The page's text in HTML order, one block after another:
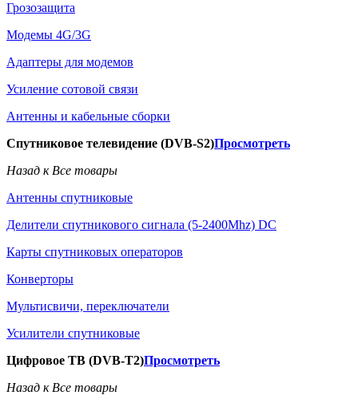
Грозозащита
Модемы 4G/3G
Адаптеры для модемов
Усиление сотовой связи
Антенны и кабельные сборки
Спутниковое телевидение (DVB-S2)Просмотреть
Назад к Все товары
Антенны спутниковые
Делители спутникового сигнала (5-2400Mhz) DC
Карты спутниковых операторов
Конверторы
Мультисвичи, переключатели
Усилители спутниковые
Цифровое ТВ (DVB-T2)Просмотреть
Назад к Все товары